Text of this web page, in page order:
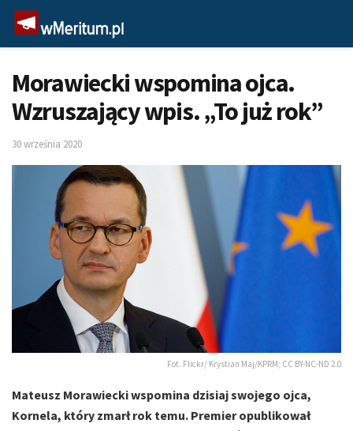
Morawiecki wspomina ojca.
Wzruszający wpis. „To już rok”
30 września 2020
Fot. Flickr/ Krystian Maj/KPRM; CC BY-NC-ND 2.0
Mateusz Morawiecki wspomina dzisiaj swojego ojca,
Kornela, który zmarł rok temu. Premier opublikował